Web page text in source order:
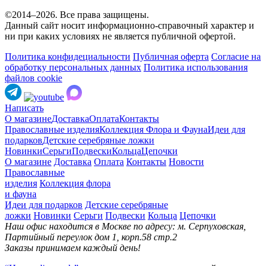
©2014–2026. Все права защищены.
Данный сайт носит информационно-справочный характер и
ни при каких условиях не является публичной офертой.
Политика конфидециальности Публичная оферта Согласие на
обработку персональных данных Политика использования
файлов cookie
Написать
О магазинеДоставкаОплатаКонтакты
Православные изделияКоллекция Флора и ФаунаИдеи для
подарковДетские серебряные ложки
НовинкиСерьгиПодвескиКольцаЦепочки
О магазине Доставка Оплата Контакты Новости
Православные
изделия Коллекция флора
и фауна
Идеи для подарков Детские серебряные
ложки Новинки Серьги Подвески Кольца Цепочки
Наш офис находится в Москве по адресу: м. Серпуховская,
Партийный переулок дом 1, корп.58 стр.2
Заказы принимаем каждый день!